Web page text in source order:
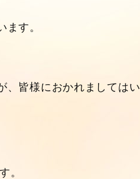
す。
、皆様におかれましてはい
。